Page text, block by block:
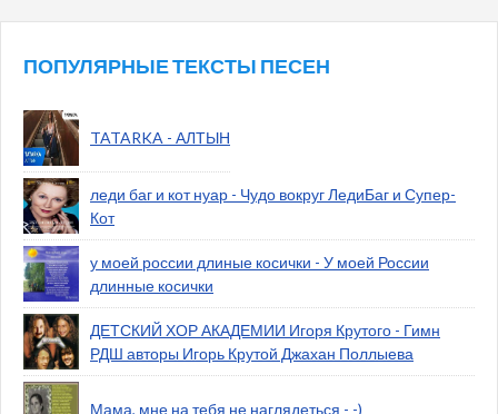
ПОПУЛЯРНЫЕ ТЕКСТЫ ПЕСЕН
TATARKA - АЛТЫН
леди баг и кот нуар - Чудо вокруг ЛедиБаг и Супер-
Кот
у моей россии длиные косички - У моей России
длинные косички
ДЕТСКИЙ ХОР АКАДЕМИИ Игоря Крутого - Гимн
РДШ авторы Игорь Крутой Джахан Поллыева
Мама, мне на тебя не наглядеться - -)